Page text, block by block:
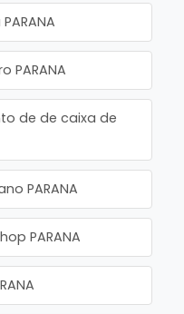
PARANA
de de caixa de
PARANA
PARANA